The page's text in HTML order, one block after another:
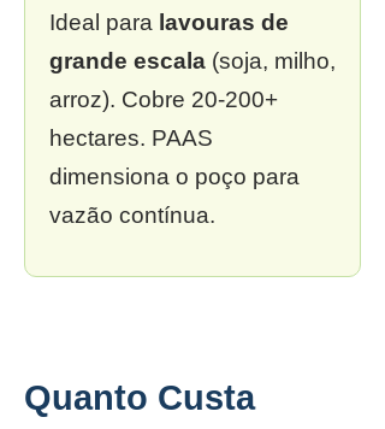
Ideal para lavouras de
grande escala (soja, milho,
arroz). Cobre 20-200+
hectares. PAAS
dimensiona o poço para
vazão contínua.
Quanto Custa